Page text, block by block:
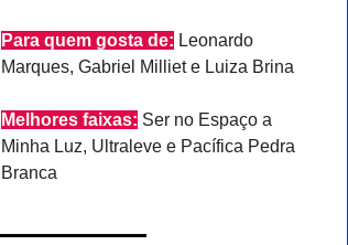
Para quem gosta de: Leonardo
Marques, Gabriel Milliet e Luiza Brina
Melhores faixas: Ser no Espaço a
Minha Luz, Ultraleve e Pacífica Pedra
Branca